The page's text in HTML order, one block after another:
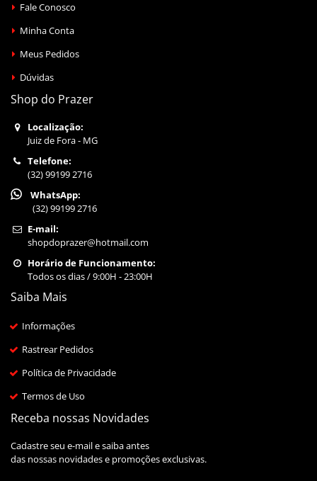
Fale Conosco
Minha Conta
Meus Pedidos
Dúvidas
Shop do Prazer
Localização:
Juiz de Fora - MG
Telefone:
(32) 99199 2716
WhatsApp:
(32) 99199 2716
E-mail:
shopdoprazer@hotmail.com
Horário de Funcionamento:
Todos os dias / 9:00H - 23:00H
Saiba Mais
Informações
Rastrear Pedidos
Política de Privacidade
Termos de Uso
Receba nossas Novidades
Cadastre seu e-mail e saiba antes
das nossas novidades e promoções exclusivas.